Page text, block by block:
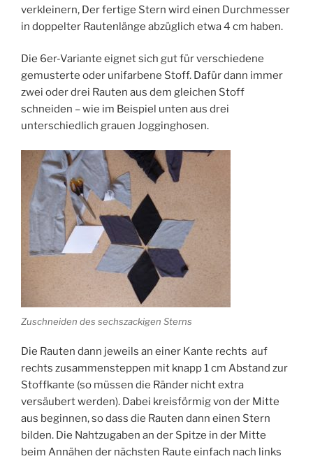
verkleinern, Der fertige Stern wird einen Durchmesser
in doppelter Rautenlänge abzüglich etwa 4 cm haben.
Die 6er-Variante eignet sich gut für verschiedene
gemusterte oder unifarbene Stoff. Dafür dann immer
zwei oder drei Rauten aus dem gleichen Stoff
schneiden – wie im Beispiel unten aus drei
unterschiedlich grauen Jogginghosen.
Zuschneiden des sechszackigen Sterns
Die Rauten dann jeweils an einer Kante rechts auf
rechts zusammensteppen mit knapp 1 cm Abstand zur
Stoffkante (so müssen die Ränder nicht extra
versäubert werden). Dabei kreisförmig von der Mitte
aus beginnen, so dass die Rauten dann einen Stern
bilden. Die Nahtzugaben an der Spitze in der Mitte
beim Annähen der nächsten Raute einfach nach links